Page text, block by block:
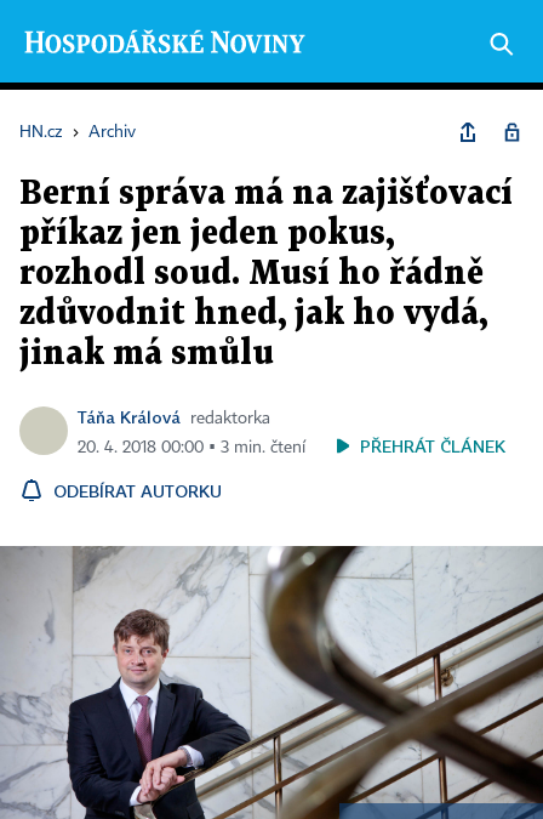
HN.cz › Archiv
Berní správa má na zajišťovací
příkaz jen jeden pokus,
rozhodl soud. Musí ho řádně
zdůvodnit hned, jak ho vydá,
jinak má smůlu
Táňa Králová
redaktorka
20. 4. 2018 00:00 ▪ 3 min. čtení
PŘEHRÁT ČLÁNEK
ODEBÍRAT AUTORKU